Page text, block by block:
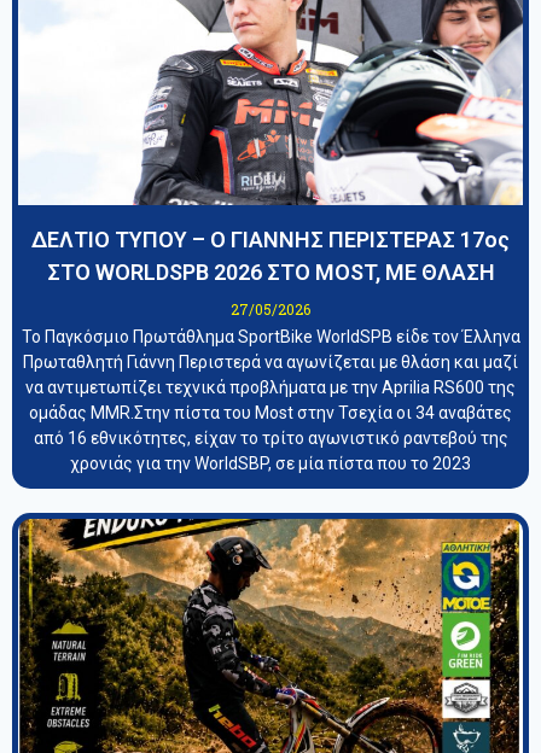
ΔΕΛΤΙΟ ΤΥΠΟΥ – Ο ΓΙΑΝΝΗΣ ΠΕΡΙΣΤΕΡΑΣ 17ος
ΣΤΟ WORLDSPB 2026 ΣΤΟ MOST, ΜΕ ΘΛΑΣΗ
27/05/2026
Το Παγκόσμιο Πρωτάθλημα SportBike WorldSPB είδε τον Έλληνα
Πρωταθλητή Γιάννη Περιστερά να αγωνίζεται με θλάση και μαζί
να αντιμετωπίζει τεχνικά προβλήματα με την Aprilia RS600 της
ομάδας MMR.Στην πίστα του Most στην Τσεχία οι 34 αναβάτες
από 16 εθνικότητες, είχαν το τρίτο αγωνιστικό ραντεβού της
χρονιάς για την WorldSBP, σε μία πίστα που το 2023